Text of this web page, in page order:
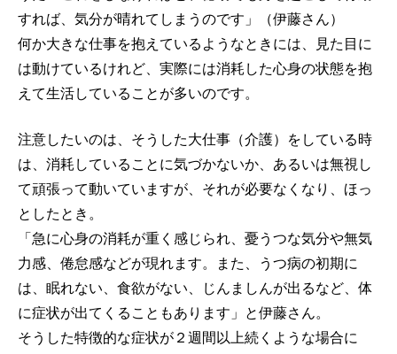
すれば、気分が晴れてしまうのです」（伊藤さん）
何か大きな仕事を抱えているようなときには、見た目に
は動けているけれど、実際には消耗した心身の状態を抱
えて生活していることが多いのです。
注意したいのは、そうした大仕事（介護）をしている時
は、消耗していることに気づかないか、あるいは無視し
て頑張って動いていますが、それが必要なくなり、ほっ
としたとき。
「急に心身の消耗が重く感じられ、憂うつな気分や無気
力感、倦怠感などが現れます。また、うつ病の初期に
は、眠れない、食欲がない、じんましんが出るなど、体
に症状が出てくることもあります」と伊藤さん。
そうした特徴的な症状が２週間以上続くような場合に